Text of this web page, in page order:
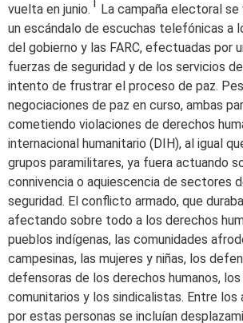
vuelta en junio.
La campaña electoral
un escándalo de escuchas telefónicas a
del gobierno y las FARC, efectuadas por
fuerzas de seguridad y de los servicios
intento de frustrar el proceso de paz.
negociaciones de paz en curso, ambas
cometiendo violaciones de derechos
internacional humanitario (DIH), al igual
grupos paramilitares, ya fuera actuando
connivencia o aquiescencia de sectores
seguridad. El conflicto armado, que
afectando sobre todo a los derechos
pueblos indígenas, las comunidades
campesinas, las mujeres y niñas, los
defensoras de los derechos humanos,
comunitarios y los sindicalistas. Entre los
por estas personas se incluían